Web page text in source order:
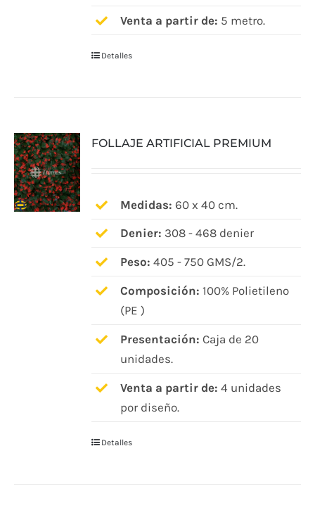
Venta a partir de: 5 metro.
Detalles
FOLLAJE ARTIFICIAL PREMIUM
Medidas: 60 x 40 cm.
Denier: 308 - 468 denier
Peso: 405 - 750 GMS/2.
Composición: 100% Polietileno
(PE )
Presentación: Caja de 20
unidades.
Venta a partir de: 4 unidades
por diseño.
Detalles